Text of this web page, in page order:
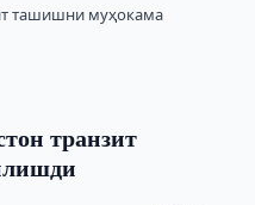
ташишни муҳокама
транзит